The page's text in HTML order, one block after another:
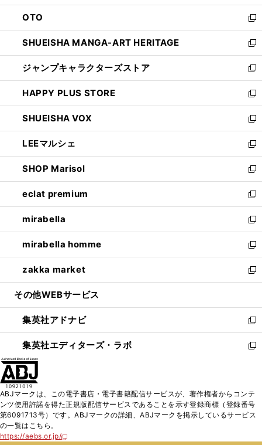
ウ
で
開
く
ン
ド
ウ
で
開
く
OTO
新
し
い
ウ
ィ
ン
ド
ウ
で
開
く
SHUEISHA MANGA-ART HERITAGE
新
し
い
ウ
ィ
ン
ド
ウ
で
開
く
ジャンプキャラクターズストア
新
し
い
ウ
ィ
ン
ド
ウ
で
開
く
HAPPY PLUS STORE
新
し
い
ウ
ィ
ン
ド
ウ
で
開
く
SHUEISHA VOX
新
し
い
ウ
ィ
ン
ド
ウ
で
開
く
LEEマルシェ
新
し
い
ウ
ィ
ン
ド
ウ
で
開
く
SHOP Marisol
新
し
い
ウ
ィ
ン
ド
ウ
で
開
eclat premium
新
し
い
ウ
ィ
ン
ド
ウ
開
く
mirabella
新
し
い
ウ
ィ
ン
ウ
で
開
く
mirabella homme
新
し
い
ウ
ン
ド
ウ
で
zakka market
新
し
ウ
ィ
ン
ド
く
その他WEBサービス
集英社アドナビ
新
し
い
ド
ウ
で
集英社エディターズ・ラボ
新
ィ
ン
ABJマークは、この電子書店・電子書籍配信サービスが、著作権者からコンテ
ンツ使用許諾を得た正規版配信サービスであることを示す登録商標（登録番号
第6091713号）です。ABJマークの詳細、ABJマークを掲示しているサービス
の一覧はこちら。
https://aebs.or.jp/
新